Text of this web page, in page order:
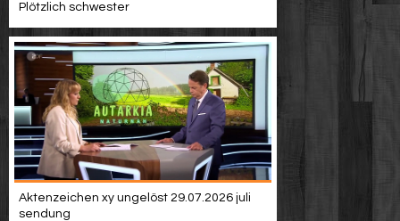
Plötzlich schwester
Aktenzeichen xy ungelöst 29.07.2026 juli
sendung